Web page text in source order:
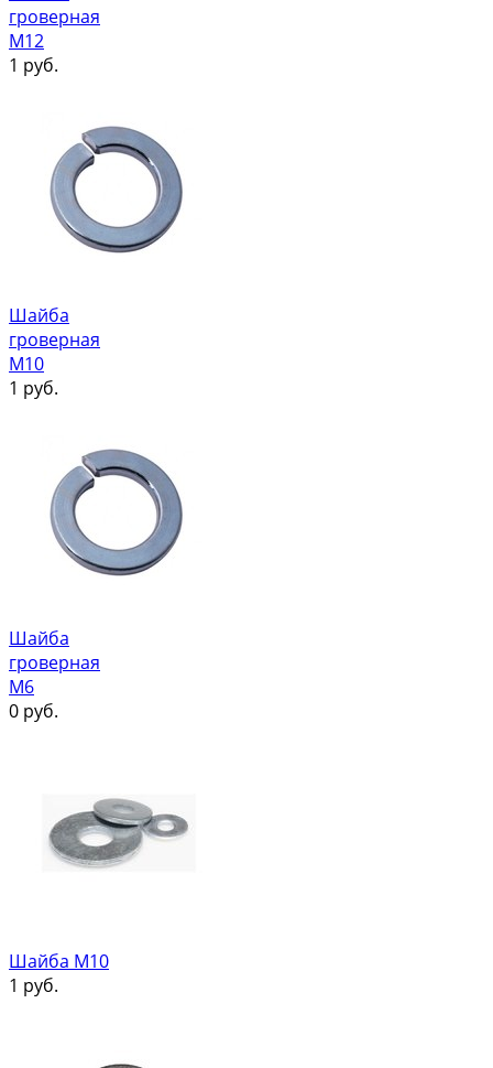
гроверная
М12
1 руб.
Шайба
гроверная
М10
1 руб.
Шайба
гроверная
М6
0 руб.
Шайба М10
1 руб.